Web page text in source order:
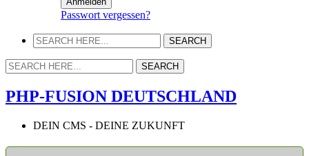
Passwort vergessen?
PHP-FUSION DEUTSCHLAND
DEIN CMS - DEINE ZUKUNFT